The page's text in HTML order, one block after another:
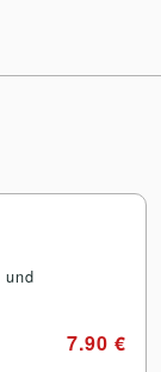
7.90 €